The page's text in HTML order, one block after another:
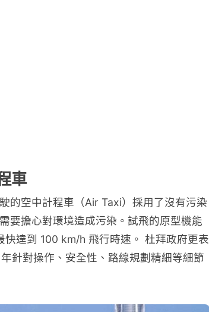
車
的空中計程車（Air Taxi）採用了沒有污染
要擔心對環境造成污染。試飛的原型機能
達到 100 km/h 飛行時速。 杜拜政府更表
針對操作、安全性、路線規劃精細等細節